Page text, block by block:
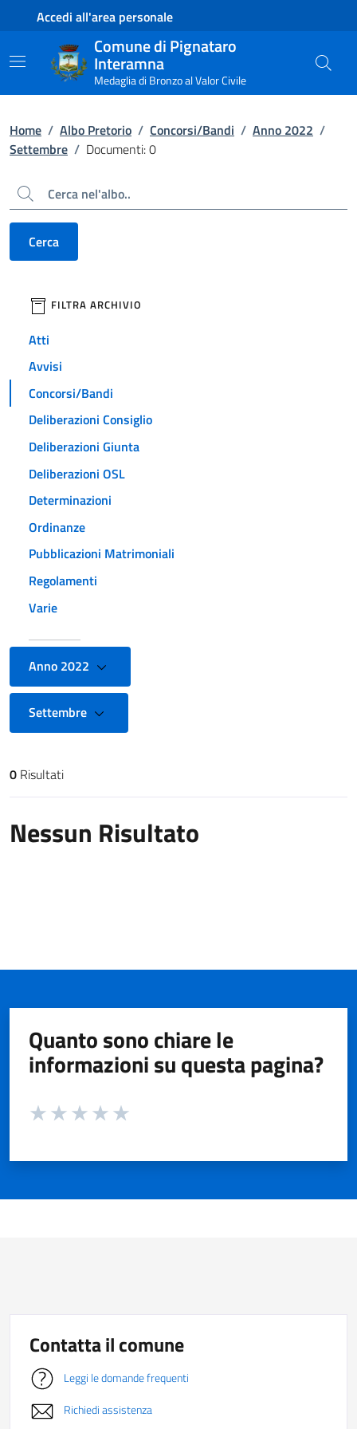
Contenuto principale
Piede di paginaAccedi all'area personale
Comune di Pignataro
Interamna
Medaglia di Bronzo al Valor Civile
Home / Albo Pretorio / Concorsi/Bandi / Anno 2022 /
Settembre / Documenti: 0
Cerca
Cerca
filtri da applicare
FILTRA ARCHIVIO
Atti
Avvisi
Concorsi/Bandi
Deliberazioni Consiglio
Deliberazioni Giunta
Deliberazioni OSL
Determinazioni
Ordinanze
Pubblicazioni Matrimoniali
Regolamenti
Varie
Anno 2022
Settembre
Risultati di ricerca
0 Risultati
Nessun Risultato
Quanto sono chiare le
informazioni su questa pagina?
Valuta da 1 a 5 stelle la pagina
Contatta il comune
Leggi le domande frequenti
Richiedi assistenza